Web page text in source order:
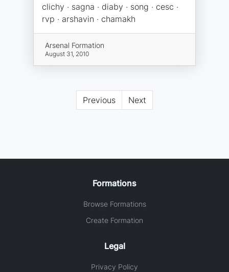
clichy · sagna · diaby · song · cesc ·
rvp · arshavin · chamakh
Arsenal Formation
August 31, 2010
Previous Next
Formations
Browse Formations
Create Formation
Legal
Privacy Policy